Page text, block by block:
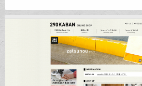
つことによって心が豊かに満たされるそんな商品